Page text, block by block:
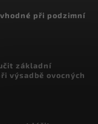
při podzimní
základní
výsadbě ovocných